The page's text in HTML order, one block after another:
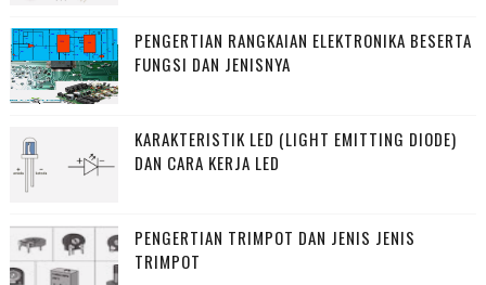
PENGERTIAN RANGKAIAN ELEKTRONIKA BESERTA
FUNGSI DAN JENISNYA
KARAKTERISTIK LED (LIGHT EMITTING DIODE)
DAN CARA KERJA LED
PENGERTIAN TRIMPOT DAN JENIS JENIS
TRIMPOT